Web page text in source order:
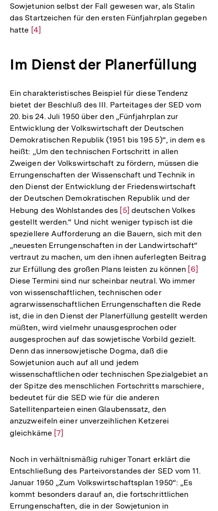
Sowjetunion selbst der Fall gewesen war, als Stalin
das Startzeichen für den ersten Fünfjahrplan gegeben
hatte Zur
Fußnote
[4]
Im Dienst der Planerfüllung
Ein charakteristisches Beispiel für diese Tendenz
bietet der Beschluß des III. Parteitages der SED vom
20. bis 24. Juli 1950 über den „Fünfjahrplan zur
Entwicklung der Volkswirtschaft der Deutschen
Demokratischen Republik (1951 bis 195 5)“, in dem es
heißt: „Um den technischen Fortschritt in allen
Zweigen der Volkswirtschaft zu fördern, müssen die
Errungenschaften der Wissenschaft und Technik in
den Dienst der Entwicklung der Friedenswirtschaft
der Deutschen Demokratischen Republik und der
Hebung des Wohlstandes des Zur
Auflösung
der
Fußnote
[5] deutschen Volkes
gestellt werden.“ Und nicht weniger typisch ist die
speziellere Aufforderung an die Bauern, sich mit den
„neuesten Errungenschaften in der Landwirtschaft“
vertraut zu machen, um den ihnen auferlegten Beitrag
zur Erfüllung des großen Plans leisten zu können Zur
Fußnote
[6]
Diese Termini sind nur scheinbar neutral. Wo immer
von wissenschaftlichen, technischen oder
agrarwissenschaftlichen Errungenschaften die Rede
ist, die in den Dienst der Planerfüllung gestellt werden
müßten, wird vielmehr unausgesprochen oder
ausgesprochen auf das sowjetische Vorbild gezielt.
Denn das innersowjetische Dogma, daß die
Sowjetunion auch auf all und jedem
wissenschaftlichen oder technischen Spezialgebiet an
der Spitze des menschlichen Fortschritts marschiere,
bedeutet für die SED wie für die anderen
Satellitenparteien einen Glaubenssatz, den
anzuzweifeln einer unverzeihlichen Ketzerei
gleichkäme Zur
der
Fußnote
[7]
Noch in verhältnismäßig ruhiger Tonart erklärt die
Entschließung des Parteivorstandes der SED vom 11.
Januar 1950 „Zum Volkswirtschaftsplan 1950“: „Es
kommt besonders darauf an, die fortschrittlichen
Errungenschaften, die in der Sowjetunion in